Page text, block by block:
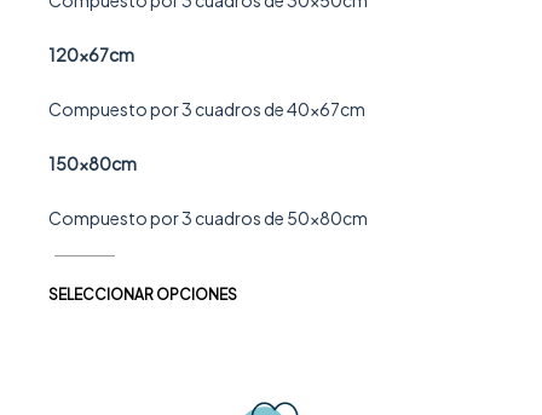
120x67cm
Compuesto por 3 cuadros de 40x67cm
150x80cm
Compuesto por 3 cuadros de 50x80cm
SELECCIONAR OPCIONES